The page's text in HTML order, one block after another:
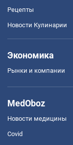
Рецепты
Новости Кулинарии
Экономика
Рынки и компании
MedOboz
Новости медицины
Covid